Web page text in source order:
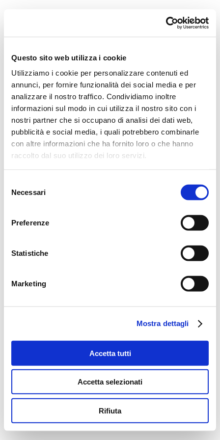
Questo sito web utilizza i cookie
Utilizziamo i cookie per personalizzare contenuti ed
annunci, per fornire funzionalità dei social media e per
analizzare il nostro traffico. Condividiamo inoltre
informazioni sul modo in cui utilizza il nostro sito con i
nostri partner che si occupano di analisi dei dati web,
pubblicità e social media, i quali potrebbero combinarle
con altre informazioni che ha fornito loro o che hanno
raccolto dal suo utilizzo dei loro servizi.
delNecessari
Preferenze
Statistiche
Marketing
Mostra dettagli
Accetta tutti
Accetta selezionati
Rifiuta
Direttore artistico
Professori D’Orchestra
La Storia
I Protagonisti
I Festival
Regolamento di Sala
Area Tecnica
Calendario
Cartellone
I Pomeriggi Musicali
Teatro Dal Verme
Biglietteria